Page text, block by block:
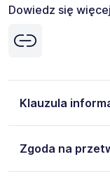
Dowiedz się
Klauzula
POLSKA SP. Z O.
Zgoda na